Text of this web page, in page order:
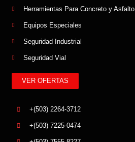
Herramientas Para Concreto y Asfalto
Equipos Especiales
Seguridad Industrial
Seguridad Vial
VER OFERTAS
+(503) 2264-3712
+(503) 7225-0474